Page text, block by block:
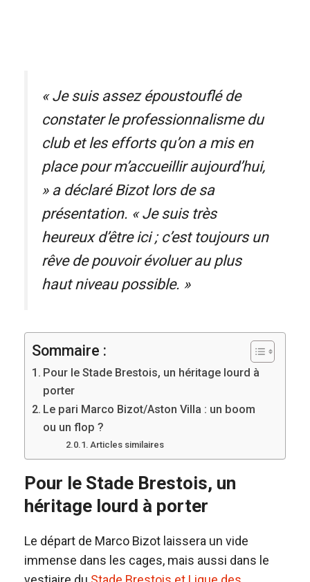
« Je suis assez époustouflé de
constater le professionnalisme du
club et les efforts qu’on a mis en
place pour m’accueillir aujourd’hui,
» a déclaré Bizot lors de sa
présentation. « Je suis très
heureux d’être ici ; c’est toujours un
rêve de pouvoir évoluer au plus
haut niveau possible. »
Sommaire :
Pour le Stade Brestois, un héritage lourd à
porter
Le pari Marco Bizot/Aston Villa : un boom
ou un flop ?
Articles similaires
Pour le Stade Brestois, un
héritage lourd à porter
Le départ de Marco Bizot laissera un vide
immense dans les cages, mais aussi dans le